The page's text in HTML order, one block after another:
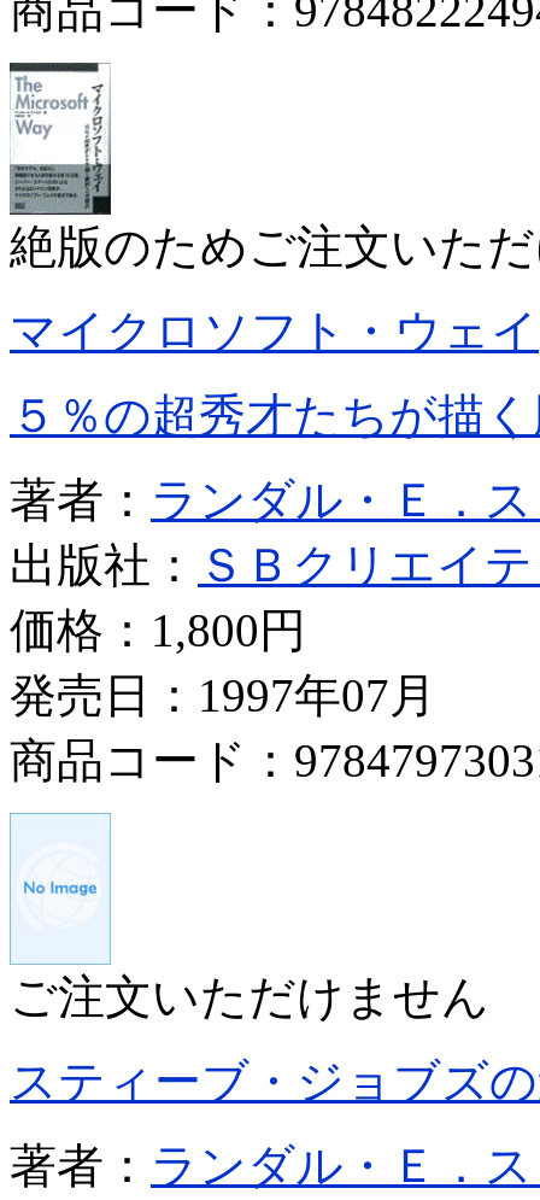
絶版のためご注文いた
マイクロソフト・ウェイ
５％の超秀才たちが描
著者： ランダル・Ｅ．
出版社：
ＳＢクリエイ
価格： 1,800円
発売日：1997年07月
商品コード：
ご注文いただけません
スティーブ・ジョブズ
著者： ランダル・Ｅ．